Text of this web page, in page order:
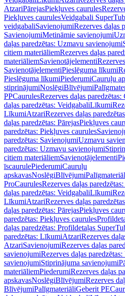
AtzariPārejasPiekļuves caurules
Piekļuves caurulesVeidgabali
veidgabaliSavienojumiRezerves daļas
SavienojumiMetināmie savienojumi
daļas paredzētas: Uzmavu savienojumi
citiem materiāliemRezerves daļas
materiāliemSavienotājelementi
SavienotājelementiPieslēguma līkumi
Pieslēguma līkumiPiederumiCauruļu
stiprinājumiNoslēgiBlīvējumi
PPCaurulesRezerves daļas paredzētas:
daļas paredzētas: VeidgabaliLīkumi
LīkumiAtzariRezerves daļas
daļas paredzētas: PārejasPiekļuves
paredzētas: Piekļuves caurules
paredzētas: SavienojumiUzmavu
paredzētas: Uzmavu savienojumi
citiem materiāliemSavienotājelementi
īscaurulePiederumiCauruļu
apskavasNoslēgiBlīvējumi
ProCaurulesRezerves daļas
daļas paredzētas: VeidgabaliLīkumi
LīkumiAtzariRezerves daļas
daļas paredzētas: PārejasPiekļuves
paredzētas: Piekļuves caurules
daļas paredzētas: Profildetaļas
paredzētas: LīkumiAtzariRezerves
AtzariSavienojumiRezerves daļas
savienojumiRezerves daļas
savienojumiStiprinājuma savienojumi
materiāliemPiederumiRezerves daļas
apskavasNoslēgiBlīvējumiRezerves
BlīvējumiPalīgmateriāliGeberit PE